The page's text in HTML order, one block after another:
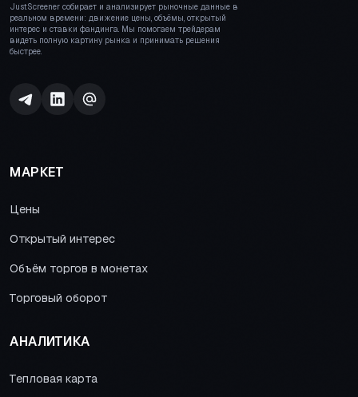
JustScreener собирает и анализирует рыночные данные в
реальном времени: движение цены, объёмы, открытый
интерес и ставки фандинга. Мы помогаем трейдерам
видеть полную картину рынка и принимать решения
быстрее.
МАРКЕТ
Цены
Открытый интерес
Объём торгов в монетах
Торговый оборот
АНАЛИТИКА
Тепловая карта